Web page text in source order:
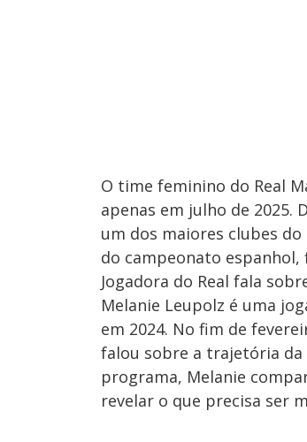
O time feminino do Real
apenas em julho de
um dos maiores clubes
do campeonato espanhol,
Jogadora do Real fala
Melanie Leupolz é uma
em 2024. No fim de
falou sobre a trajetória
programa, Melanie
revelar o que precisa ser